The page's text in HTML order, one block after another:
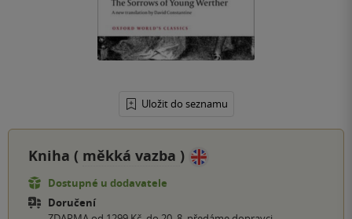
Uložit do seznamu
Kniha ( měkká vazba )
Dostupné u dodavatele
Doručení